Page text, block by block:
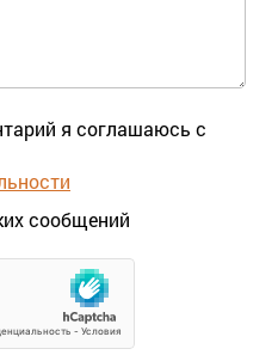
я соглашаюсь с
сообщений